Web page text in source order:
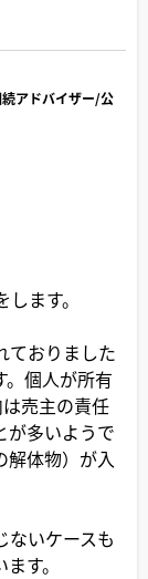
アドバイザー/公
ます。
ておりました
。個人が所有
売主の責任
が多いようで
解体物）が入
いケースも
す。